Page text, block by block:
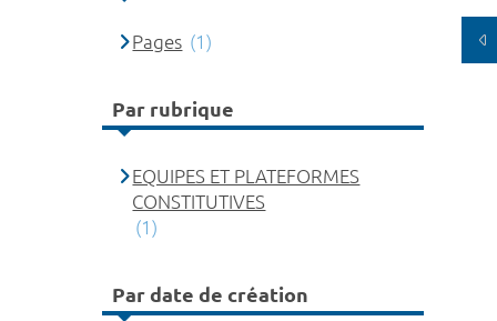
Pages (1)
Par rubrique
EQUIPES ET PLATEFORMES
CONSTITUTIVES
(1)
Par date de création